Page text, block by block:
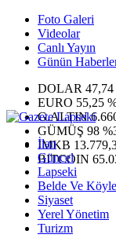
Foto Galeri
Videolar
Canlı Yayın
Günün
DOLAR 47,74
EURO 55,25
G.ALTIN
GÜMÜŞ 98
IMKB
BITCOIN
İlan
Güncel
Lapseki
Belde Ve
Siyaset
Yerel Yönetim
Turizm